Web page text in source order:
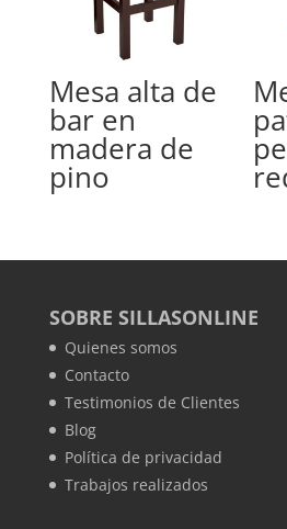
Mesa alta de
bar en
madera de
pino
SOBRE SILLASONLINE
Quienes somos
Contacto
Testimonios de Clientes
Blog
Política de privacidad
Trabajos realizados